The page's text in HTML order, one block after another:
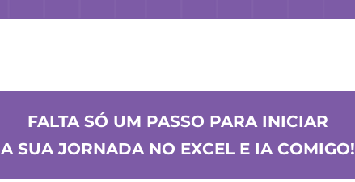
FALTA SÓ UM PASSO PARA INICIAR
A SUA JORNADA NO EXCEL E IA COMIGO!